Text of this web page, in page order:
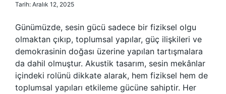
Tarih: Aralık 12, 2025
Günümüzde, sesin gücü sadece bir fiziksel olgu
olmaktan çıkıp, toplumsal yapılar, güç ilişkileri ve
demokrasinin doğası üzerine yapılan tartışmalara
da dahil olmuştur. Akustik tasarım, sesin mekânlar
içindeki rolünü dikkate alarak, hem fiziksel hem de
toplumsal yapıları etkileme gücüne sahiptir. Her